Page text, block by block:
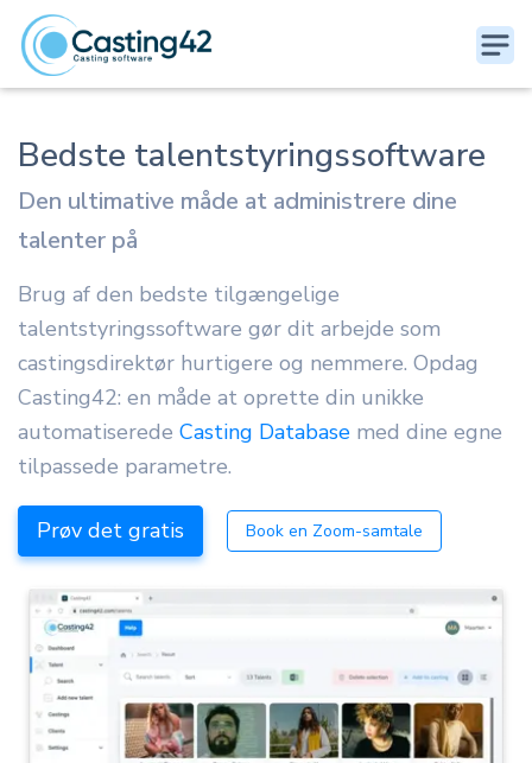
Bedste talentstyringssoftware
Den ultimative måde at administrere dine
talenter på
Brug af den bedste tilgængelige
talentstyringssoftware gør dit arbejde som
castingsdirektør hurtigere og nemmere. Opdag
Casting42: en måde at oprette din unikke
automatiserede Casting Database med dine egne
tilpassede parametre.
Prøv det gratis Book en Zoom-samtale